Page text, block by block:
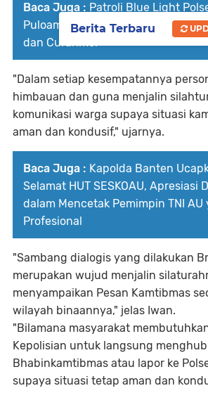
Baca Juga : Patroli Blue Light
Puloampel, Upaya Cegah Aksi
dan Curanmor
"Dalam setiap kesempatannya
himbauan dan guna menjalin
komunikasi warga supaya situasi
aman dan kondusif," ujarnya.
Baca Juga : Kapolda Banten
Selamat HUT SESKOAU, Apresiasi
dalam Mencetak Pemimpin TNI AU
Profesional
"Sambang dialogis yang dilakukan
merupakan wujud menjalin
menyampaikan Pesan Kamtibmas
wilayah binaannya," jelas Iwan.
"Bilamana masyarakat
Kepolisian untuk langsung
Bhabinkamtibmas atau lapor ke
supaya situasi tetap aman dan
Berita Terbaru